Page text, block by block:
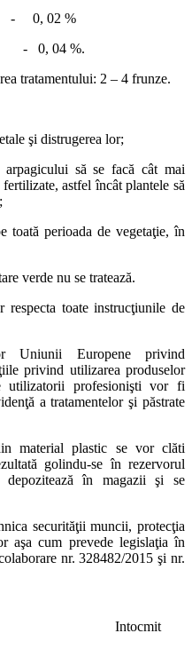
0, 02 %
04 %.
tratamentului: 2 – 4 frunze.
şi distrugerea lor;
să se facă cât mai
astfel încât plantele să
toată perioada de vegetaţie, în
verde nu se tratează.
respecta toate instrucţiunile de
Europene privind
privind utilizarea produselor
utilizatorii profesionişti vor fi
a tratamentelor şi păstrate
material plastic se vor clăti
golindu-se în rezervorul
în magazii şi se
securităţii muncii, protecţia
aşa cum prevede legislaţia în
nr. 328482/2015 şi nr.
Intocmit